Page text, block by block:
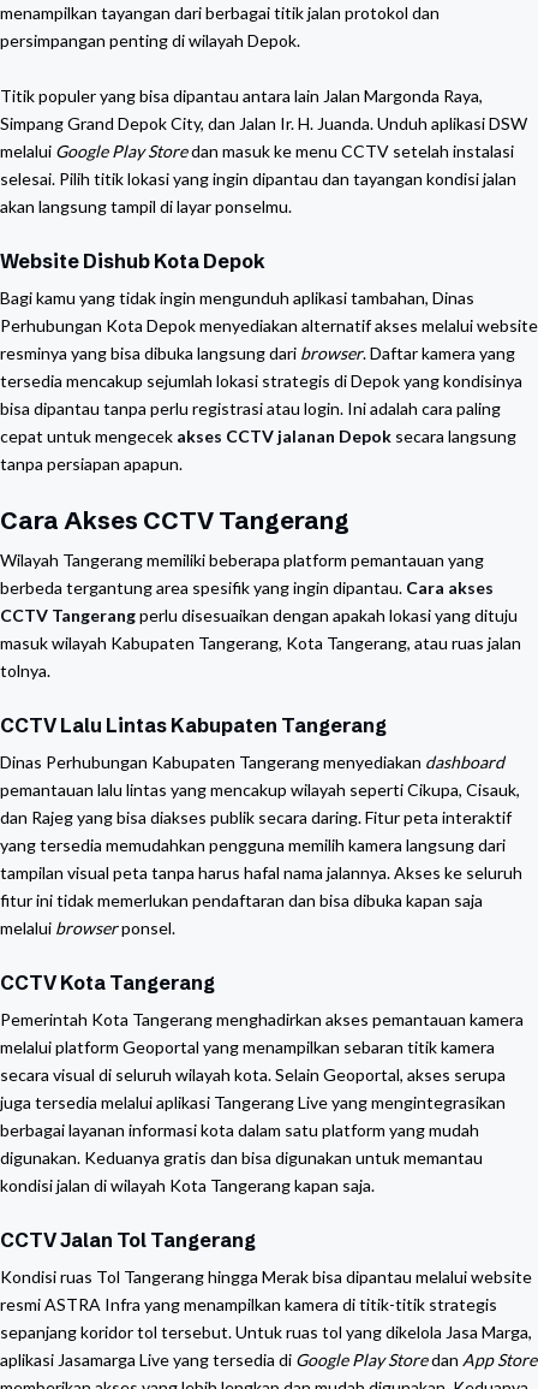
menampilkan tayangan dari berbagai titik jalan protokol dan
persimpangan penting di wilayah Depok.
Titik populer yang bisa dipantau antara lain Jalan Margonda Raya,
Simpang Grand Depok City, dan Jalan Ir. H. Juanda. Unduh aplikasi DSW
melalui Google Play Storedan masuk ke menu CCTV setelah instalasi
selesai. Pilih titik lokasi yang ingin dipantau dan tayangan kondisi jalan
akan langsung tampil di layar ponselmu.
Website Dishub Kota Depok
Bagi kamu yang tidak ingin mengunduh aplikasi tambahan, Dinas
Perhubungan Kota Depok menyediakan alternatif akses melalui website
resminya yang bisa dibuka langsung dari browser. Daftar kamera yang
tersedia mencakup sejumlah lokasi strategis di Depok yang kondisinya
bisa dipantau tanpa perlu registrasi atau login. Ini adalah cara paling
cepat untuk mengecek akses CCTV jalanan Depok secara langsung
tanpa persiapan apapun.
Cara Akses CCTV Tangerang
Wilayah Tangerang memiliki beberapa platform pemantauan yang
berbeda tergantung area spesifik yang ingin dipantau. Cara akses
CCTV Tangerangperlu disesuaikan dengan apakah lokasi yang dituju
masuk wilayah Kabupaten Tangerang, Kota Tangerang, atau ruas jalan
tolnya.
CCTV Lalu Lintas Kabupaten Tangerang
Dinas Perhubungan Kabupaten Tangerang menyediakan dashboard
pemantauan lalu lintas yang mencakup wilayah seperti Cikupa, Cisauk,
dan Rajeg yang bisa diakses publik secara daring. Fitur peta interaktif
yang tersedia memudahkan pengguna memilih kamera langsung dari
tampilan visual peta tanpa harus hafal nama jalannya. Akses ke seluruh
fitur ini tidak memerlukan pendaftaran dan bisa dibuka kapan saja
melalui browserponsel.
CCTV Kota Tangerang
Pemerintah Kota Tangerang menghadirkan akses pemantauan kamera
melalui platform Geoportal yang menampilkan sebaran titik kamera
secara visual di seluruh wilayah kota. Selain Geoportal, akses serupa
juga tersedia melalui aplikasi Tangerang Live yang mengintegrasikan
berbagai layanan informasi kota dalam satu platform yang mudah
digunakan. Keduanya gratis dan bisa digunakan untuk memantau
kondisi jalan di wilayah Kota Tangerang kapan saja.
CCTV Jalan Tol Tangerang
Kondisi ruas Tol Tangerang hingga Merak bisa dipantau melalui website
resmi ASTRA Infra yang menampilkan kamera di titik-titik strategis
sepanjang koridor tol tersebut. Untuk ruas tol yang dikelola Jasa Marga,
aplikasi Jasamarga Live yang tersedia di Google Play Storedan App Store